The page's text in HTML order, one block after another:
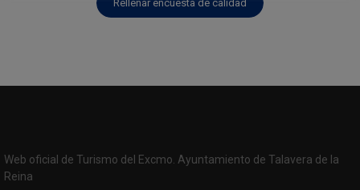
Rellenar encuesta de calidad
Web oficial de Turismo del Excmo. Ayuntamiento de Talavera de la
Reina